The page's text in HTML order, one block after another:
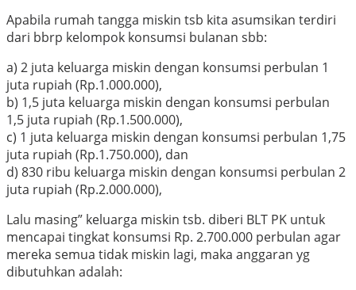
Apabila rumah tangga miskin tsb kita asumsikan terdiri
dari bbrp kelompok konsumsi bulanan sbb:
a) 2 juta keluarga miskin dengan konsumsi perbulan 1
juta rupiah (Rp.1.000.000),
b) 1,5 juta keluarga miskin dengan konsumsi perbulan
1,5 juta rupiah (Rp.1.500.000),
c) 1 juta keluarga miskin dengan konsumsi perbulan 1,75
juta rupiah (Rp.1.750.000), dan
d) 830 ribu keluarga miskin dengan konsumsi perbulan 2
juta rupiah (Rp.2.000.000),
Lalu masing” keluarga miskin tsb. diberi BLT PK untuk
mencapai tingkat konsumsi Rp. 2.700.000 perbulan agar
mereka semua tidak miskin lagi, maka anggaran yg
dibutuhkan adalah: